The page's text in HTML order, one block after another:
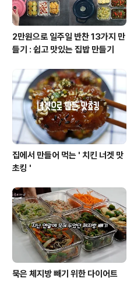
2만원으로 일주일 반찬 13가지 만
들기 : 쉽고 맛있는 집밥 만들기
집에서 만들어 먹는 ' 치킨 너겟 맛
초킹 '
묵은 체지방 빼기 위한 다이어트